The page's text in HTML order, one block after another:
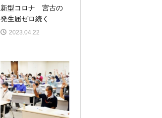
新型コロナ 宮古の
発生届ゼロ続く
2023.04.22